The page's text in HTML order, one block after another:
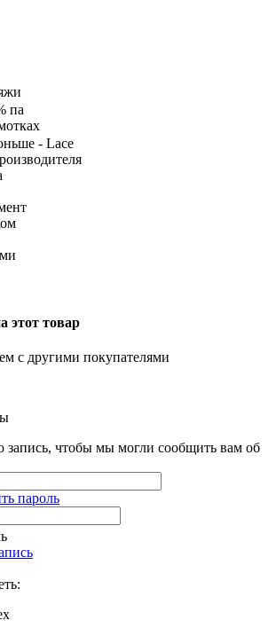
па
- Lace
этот товар
с другими покупателями
запись, чтобы мы могли сообщить вам об
пароль